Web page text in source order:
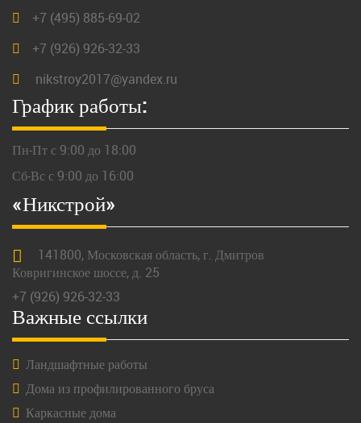
+7 (495) 885-69-02
+7 (926) 926-32-33
nikstroy2017@yandex.ru
График работы:
Пн-Пт с 9:00 до 18:00
Сб-Вс с 9:00 до 16:00
«Никстрой»
141800, Московская область, г. Дмитров
Ковригинское шоссе, д. 25
+7 (926) 926-32-33
Важные ссылки
Ландшафтные работы
Дома из профилированного бруса
Каркасные дома